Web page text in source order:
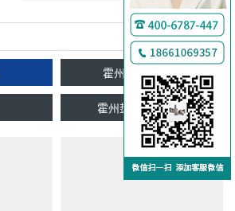
霍州双头牙条类
霍州垫圈及挡圈类